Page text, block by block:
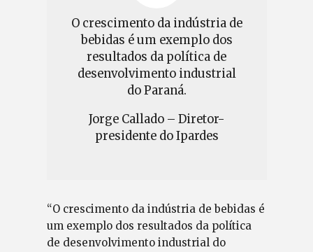
O crescimento da indústria de
bebidas é um exemplo dos
resultados da política de
desenvolvimento industrial
do Paraná.
Jorge Callado – Diretor-
presidente do Ipardes
“O crescimento da indústria de bebidas é
um exemplo dos resultados da política
de desenvolvimento industrial do